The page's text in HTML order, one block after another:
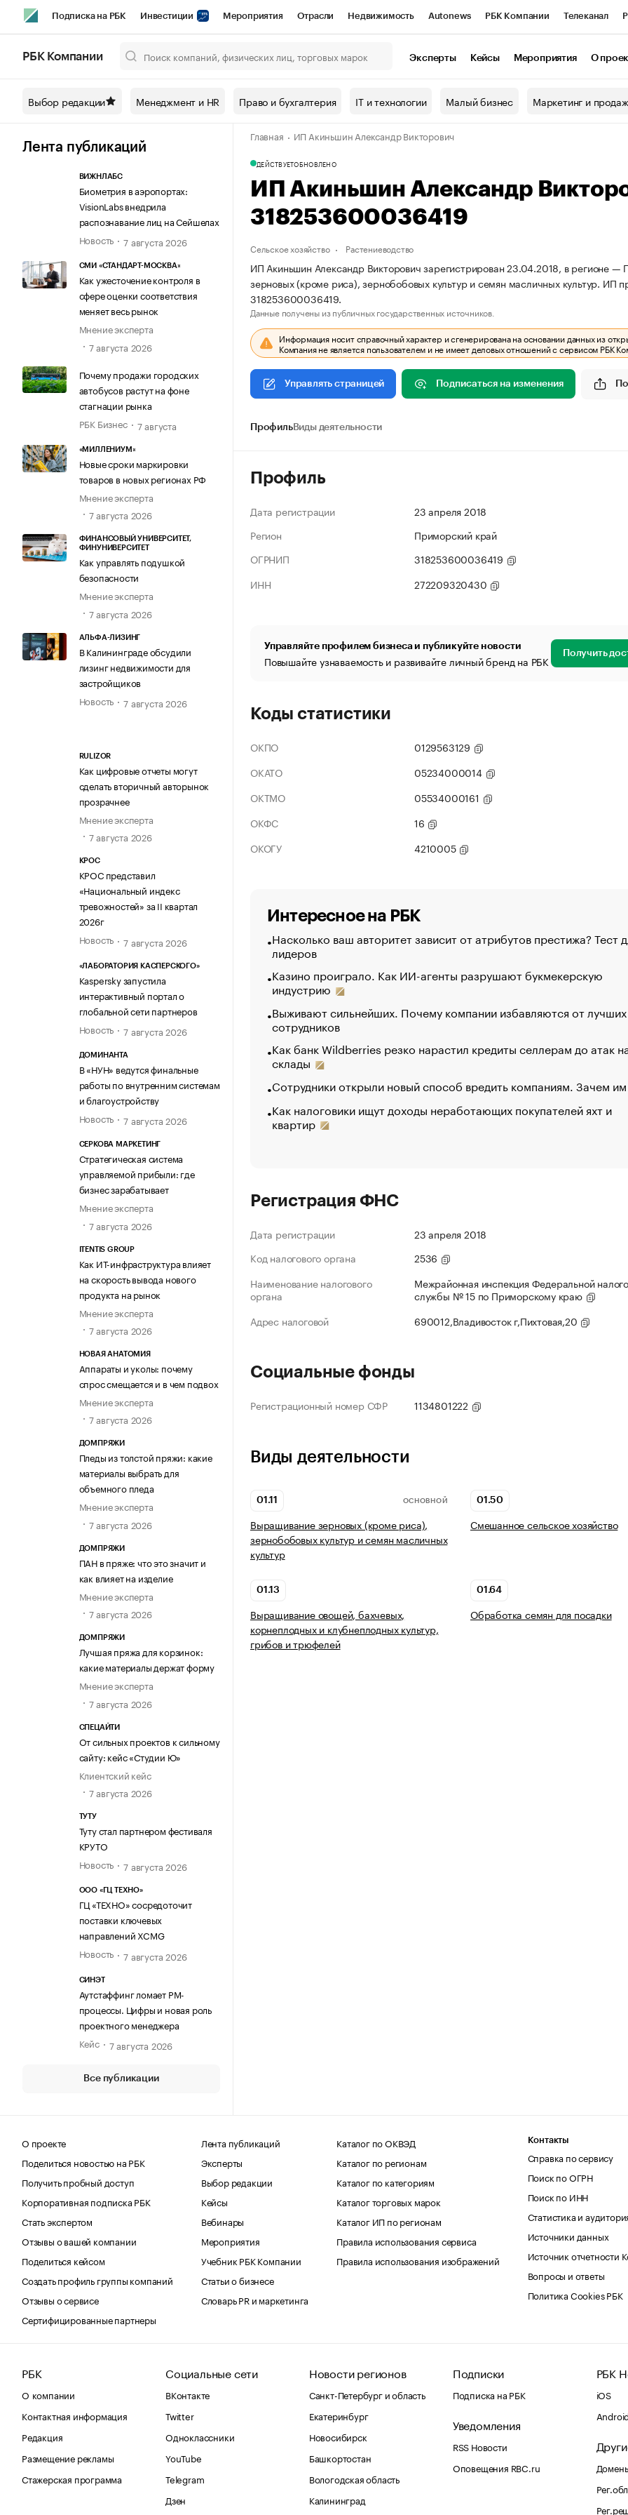
Подписка на РБК Инвестиции Мероприятия Отрасли Недвижимость Autonews РБК Компании Телеканал
Спецпроекты СПб Конференции СПб Спецпроекты Проверка контрагентов
Технологии и медиа Рынок наличной валюты
РБК Компании Эксперты Кейсы Мероприятия О
Выбор редакции Менеджмент и HR Право и бухгалтерия IT и технологии Малый бизнес Маркетинг и
Лента публикаций
ВИЖНЛАБС
Биометрия в аэропортах:
VisionLabs внедрила
распознавание лиц на Сейшелах
Новость
7 августа 2026
СМИ «СТАНДАРТ-МОСКВА»
Как ужесточение контроля в
сфере оценки соответствия
меняет весь рынок
Мнение эксперта
7 августа 2026
Почему продажи городских
автобусов растут на фоне
стагнации рынка
РБК Бизнес
7 августа
«МИЛЛЕНИУМ»
Новые сроки маркировки
товаров в новых регионах РФ
Мнение эксперта
7 августа 2026
ФИНАНСОВЫЙ УНИВЕРСИТЕТ,
ФИНУНИВЕРСИТЕТ
Как управлять подушкой
безопасности
Мнение эксперта
7 августа 2026
АЛЬФА-ЛИЗИНГ
В Калининграде обсудили
лизинг недвижимости для
застройщиков
Новость
7 августа 2026
RULIZOR
Как цифровые отчеты могут
сделать вторичный авторынок
прозрачнее
Мнение эксперта
7 августа 2026
КРОС
КРОС представил
«Национальный индекс
тревожностей» за II квартал
2026г
Новость
7 августа 2026
«ЛАБОРАТОРИЯ КАСПЕРСКОГО»
Kaspersky запустила
интерактивный портал о
глобальной сети партнеров
Новость
7 августа 2026
ДОМИНАНТА
В «НУН» ведутся финальные
работы по внутренним системам
и благоустройству
Новость
7 августа 2026
СЕРКОВА МАРКЕТИНГ
Стратегическая система
управляемой прибыли: где
бизнес зарабатывает
Мнение эксперта
7 августа 2026
ITENTIS GROUP
Как ИТ-инфраструктура влияет
на скорость вывода нового
продукта на рынок
Мнение эксперта
7 августа 2026
НОВАЯ АНАТОМИЯ
Аппараты и уколы: почему
спрос смещается и в чем подвох
Мнение эксперта
7 августа 2026
ДОМПРЯЖИ
Пледы из толстой пряжи: какие
материалы выбрать для
объемного пледа
Мнение эксперта
7 августа 2026
ДОМПРЯЖИ
ПАН в пряже: что это значит и
как влияет на изделие
Мнение эксперта
7 августа 2026
ДОМПРЯЖИ
Лучшая пряжа для корзинок:
какие материалы держат форму
Мнение эксперта
7 августа 2026
СПЕЦАЙТИ
От сильных проектов к сильному
сайту: кейс «Студии Ю»
Клиентский кейс
7 августа 2026
ТУТУ
Туту стал партнером фестиваля
КРУТО
Новость
7 августа 2026
ООО «ГЦ ТЕХНО»
ГЦ «ТЕХНО» сосредоточит
поставки ключевых
направлений XCMG
Новость
7 августа 2026
СИНЭТ
Аутстаффинг ломает PM-
процессы. Цифры и новая роль
проектного менеджера
Кейс
7 августа 2026
Все публикации
Главная ИП Акиньшин Александр Викторович
ДЕЙСТВУЕТОБНОВЛЕНО
ИП Акиньшин Александр
318253600036419
Сельское хозяйство Растениеводство
ИП Акиньшин Александр Викторович зарегистрирован 23.04.2018, в регионе
зерновых (кроме риса), зернобобовых культур и семян масличных культур.
318253600036419.
Данные получены из публичных государственных источников.
Информация носит справочный характер и сгенерирована на основании данных из
Компания не является пользователем и не имеет деловых отношений с сервисом РБК
Управлять страницей Подписаться на изменения
ПрофильВиды деятельности
Профиль
Дата регистрации
23 апреля 2018
Регион
Приморский край
ОГРНИП
318253600036419
ИНН
272209320430
Управляйте профилем бизнеса и публикуйте новости
Повышайте узнаваемость и развивайте личный бренд на РБК Получить
Коды статистики
ОКПО
0129563129
ОКАТО
05234000014
ОКТМО
05534000161
ОКФС
16
ОКОГУ
4210005
Интересное на РБК
Насколько ваш авторитет зависит от атрибутов престижа? Тест
лидеров
Казино проиграло. Как ИИ-агенты разрушают букмекерскую
индустрию
Выживают сильнейших. Почему компании избавляются от лучших
сотрудников
Как банк Wildberries резко нарастил кредиты селлерам до атак
склады
Сотрудники открыли новый способ вредить компаниям. Зачем
Как налоговики ищут доходы неработающих покупателей яхт и
квартир
Регистрация ФНС
Дата регистрации
23 апреля 2018
Код налогового органа
2536
Наименование налогового
органа
Межрайонная инспекция Федеральной
службы № 15 по Приморскому краю
Адрес налоговой
690012,Владивосток г,Пихтовая,20
Социальные фонды
Регистрационный номер СФР 1134801222
Виды деятельности
01.11 ОСНОВНОЙ
Выращивание зерновых (кроме риса),
зернобобовых культур и семян масличных
культур
01.50
Смешанное сельское хозяйство
01.13
Выращивание овощей, бахчевых,
корнеплодных и клубнеплодных культур,
грибов и трюфелей
01.64
Обработка семян для посадки
О проекте
Поделиться новостью на РБК
Получить пробный доступ
Корпоративная подписка РБК
Стать экспертом
Отзывы о вашей компании
Поделиться кейсом
Создать профиль группы компаний
Отзывы о сервисе
Сертифицированные партнеры
Лента публикаций
Эксперты
Выбор редакции
Кейсы
Вебинары
Мероприятия
Учебник РБК Компании
Статьи о бизнесе
Словарь PR и маркетинга
Каталог по ОКВЭД
Каталог по регионам
Каталог по категориям
Каталог торговых марок
Каталог ИП по регионам
Правила использования сервиса
Правила использования изображений
Контакты
Справка по сервису
Поиск по ОГРН
Поиск по ИНН
Статистика и
Источники данных
Источник отчетности
Вопросы и ответы
Политика Cookies РБК
РБК
О компании
Контактная информация
Редакция
Размещение рекламы
Стажерская программа
Социальные сети
ВКонтакте
Twitter
Одноклассники
YouTube
Telegram
Дзен
Новости регионов
Санкт-Петербург и область
Екатеринбург
Новосибирск
Башкортостан
Вологодская область
Калининград
Подписки
Подписка на РБК
Уведомления
RSS Новости
Оповещения RBC.ru
РБК
iOS